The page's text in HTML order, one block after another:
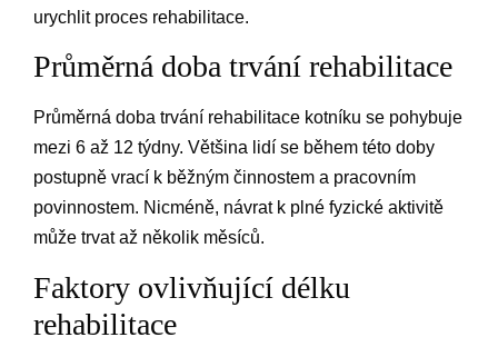
urychlit proces rehabilitace.
Průměrná doba trvání rehabilitace
Průměrná doba trvání rehabilitace kotníku se pohybuje
mezi 6 až 12 týdny. Většina lidí se během této doby
postupně vrací k běžným činnostem a pracovním
povinnostem. Nicméně, návrat k plné fyzické aktivitě
může trvat až několik měsíců.
Faktory ovlivňující délku
rehabilitace